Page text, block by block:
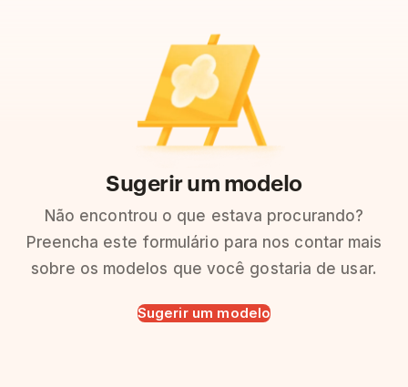
Sugerir um modelo
Não encontrou o que estava procurando?
Preencha este formulário para nos contar mais
sobre os modelos que você gostaria de usar.
Sugerir um modelo